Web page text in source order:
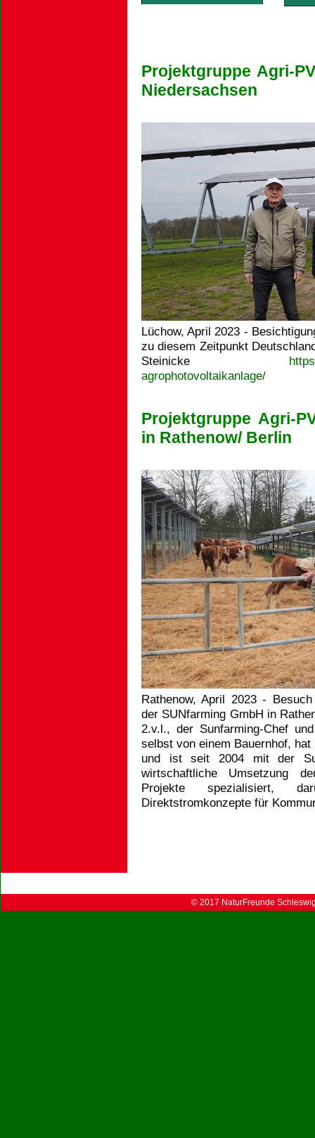
Projektgruppe Agri-
Niedersachsen
Lüchow, April 2023 -
zu diesem Zeitpunkt
Steinicke
agrophotovoltaikanlage/
Projektgruppe Agri-
in Rathenow/ Berlin
Rathenow, April 2023 -
der SUNfarming GmbH in
2.v.l., der Sunfarming-Chef
selbst von einem Bauernhof,
und ist seit 2004 mit der
wirtschaftliche Umsetzung
Projekte spezialisiert,
Direktstromkonzepte für
© 2017 NaturFreunde